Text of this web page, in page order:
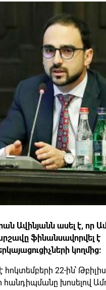
ասել է, որ
ֆինանսավորվել է
կողմից:
22-ին՝
հանդիպմանը խոսելով